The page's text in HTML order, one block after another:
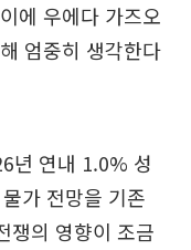
에 우에다 가즈오
엄중히 생각한다
년 연내 1.0% 성
가 전망을 기존
쟁의 영향이 조금